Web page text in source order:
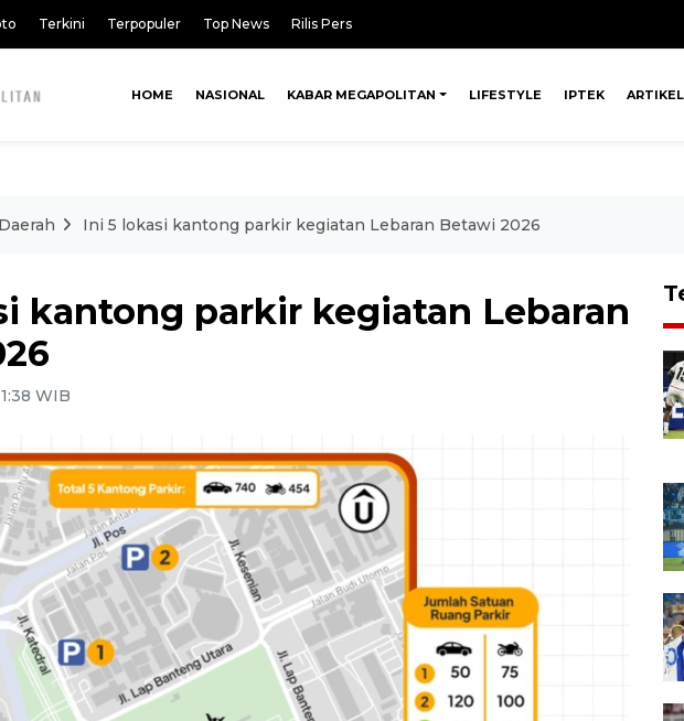
Terkini Terpopuler Top News Rilis Pers
HOME NASIONAL KABAR MEGAPOLITAN LIFESTYLE IPTEK ARTIKEL
Ini 5 lokasi kantong parkir kegiatan Lebaran Betawi 2026
kantong parkir kegiatan Lebaran
WIB